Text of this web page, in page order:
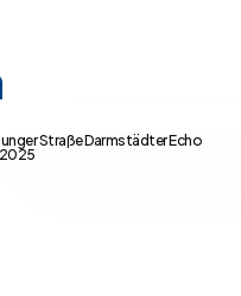
Straße Darmstädter Echo